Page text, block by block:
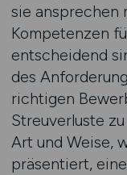
sie ansprechen
Kompetenzen
entscheidend
des
richtigen
Streuverluste
Art und Weise,
präsentiert,